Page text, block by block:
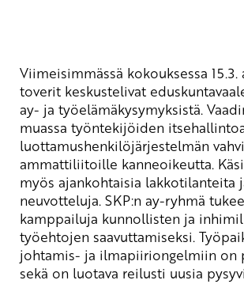
Viimeisimmässä kokouksessa 15.3.
toverit keskustelivat
ay- ja työelämäkysymyksistä.
muassa työntekijöiden
luottamushenkilöjärjestelmän
ammattiliitoille kanneoikeutta.
myös ajankohtaisia lakkotilanteita
neuvotteluja. SKP:n ay-ryhmä
kamppailuja kunnollisten ja
työehtojen saavuttamiseksi.
johtamis- ja ilmapiiriongelmiin on
sekä on luotava reilusti uusia